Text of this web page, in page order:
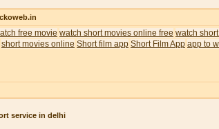
free movie watch short movies online free watch
short movies online Short film app Short Film App app to
service in delhi